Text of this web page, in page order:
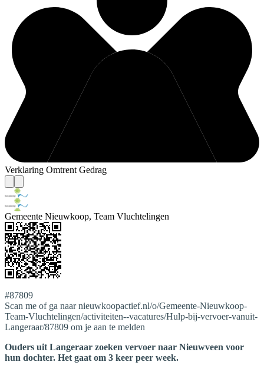
Verklaring Omtrent Gedrag
Gemeente Nieuwkoop, Team Vluchtelingen
#87809
Scan me of ga naar nieuwkoopactief.nl/o/Gemeente-Nieuwkoop-
Team-Vluchtelingen/activiteiten--vacatures/Hulp-bij-vervoer-vanuit-
Langeraar/87809 om je aan te melden
Ouders uit Langeraar zoeken vervoer naar Nieuwveen voor
hun dochter. Het gaat om 3 keer peer week.